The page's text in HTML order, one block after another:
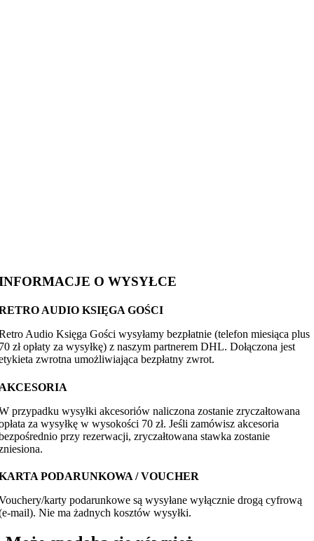
O WYSYŁCE
AUDIO KSIĘGA GOŚCI
Audio Księga Gości wysyłamy bezpłatnie (telefon miesiąca plus
zł opłaty za wysyłkę) z naszym partnerem DHL. Dołączona jest
zwrotna umożliwiająca bezpłatny zwrot.
przypadku wysyłki akcesoriów naliczona zostanie zryczałtowana
za wysyłkę w wysokości 70 zł. Jeśli zamówisz akcesoria
przy rezerwacji, zryczałtowana stawka zostanie
PODARUNKOWA / VOUCHER
karty podarunkowe są wysyłane wyłącznie drogą cyfrową
mail). Nie ma żadnych kosztów wysyłki.